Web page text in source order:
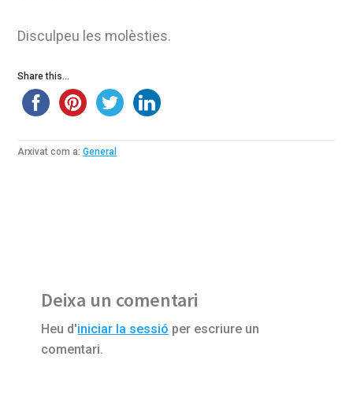
Disculpeu les molèsties.
Share this...
Arxivat com a:General
Interactions
Deixa un comentari
Heu d'iniciar la sessió per escriure un
comentari.